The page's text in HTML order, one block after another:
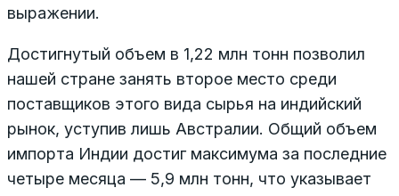
выражении.
Достигнутый объем в 1,22 млн тонн позволил
нашей стране занять второе место среди
поставщиков этого вида сырья на индийский
рынок, уступив лишь Австралии. Общий объем
импорта Индии достиг максимума за последние
четыре месяца — 5,9 млн тонн, что указывает